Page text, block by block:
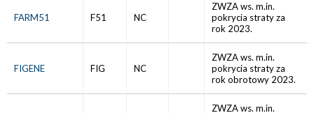
FARM51 F51 NC
ZWZA ws. m.in.
pokrycia straty za
rok 2023.
FIGENE FIG NC
ZWZA ws. m.in.
pokrycia straty za
rok obrotowy 2023.
ZWZA ws. m.in.